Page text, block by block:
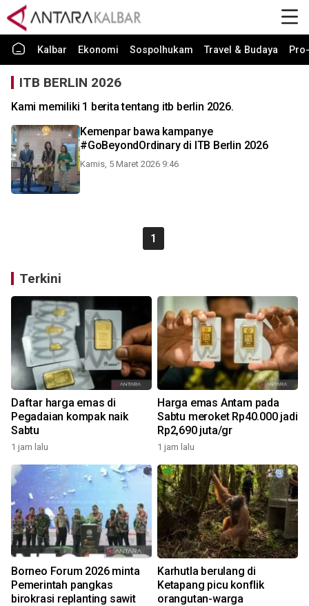
Kalbar Ekonomi Sospolhukam Travel & Budaya
ITB BERLIN 2026
Kami memiliki 1 berita tentang itb berlin 2026.
Kemenpar bawa kampanye
#GoBeyondOrdinary di ITB Berlin 2026
Kamis, 5 Maret 2026 9:46
1
Terkini
Daftar harga emas di
Pegadaian kompak naik
Sabtu
1 jam lalu
Harga emas Antam pada
Sabtu meroket Rp40.000 jadi
Rp2,690 juta/gr
1 jam lalu
Borneo Forum 2026 minta
Pemerintah pangkas
birokrasi replanting sawit
Karhutla berulang di
Ketapang picu konflik
orangutan-warga